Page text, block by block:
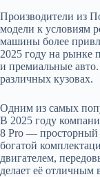
Производители из
модели к условиям
машины более
2025 году на рынке
и премиальные
различных кузовах.
Одним из самых
В 2025 году
8 Pro — просторный
богатой
двигателем,
делает её отличным